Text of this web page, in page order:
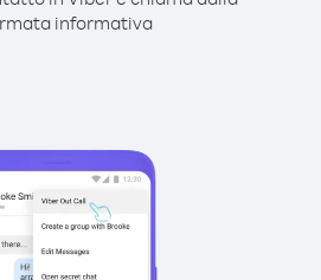
informativa